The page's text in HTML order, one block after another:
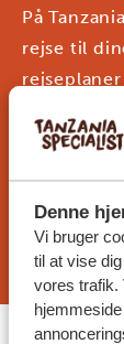
Denne
Vi bruger
til at vise
vores trafik.
På
rejse til
arbejder